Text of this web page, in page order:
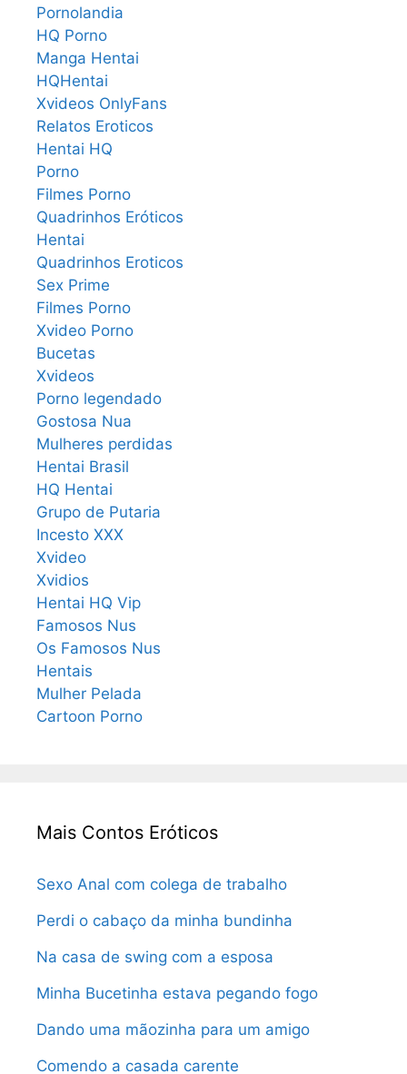
Pornolandia
HQ Porno
Manga Hentai
HQHentai
Xvideos OnlyFans
Relatos Eroticos
Hentai HQ
Porno
Filmes Porno
Quadrinhos Eróticos
Hentai
Quadrinhos Eroticos
Sex Prime
Filmes Porno
Xvideo Porno
Bucetas
Xvideos
Porno legendado
Gostosa Nua
Mulheres perdidas
Hentai Brasil
HQ Hentai
Grupo de Putaria
Incesto XXX
Xvideo
Xvidios
Hentai HQ Vip
Famosos Nus
Os Famosos Nus
Hentais
Mulher Pelada
Cartoon Porno
Mais Contos Eróticos
Sexo Anal com colega de trabalho
Perdi o cabaço da minha bundinha
Na casa de swing com a esposa
Minha Bucetinha estava pegando fogo
Dando uma mãozinha para um amigo
Comendo a casada carente